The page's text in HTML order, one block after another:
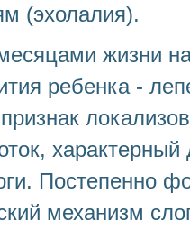
(эхолалия).
жизни
ребенка -
Постепенно
механизм